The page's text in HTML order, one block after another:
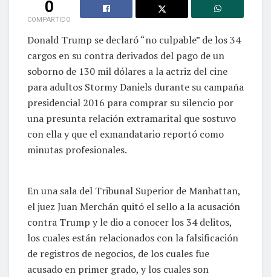
0
COMPARTIDO
Donald Trump se declaró “no culpable” de los 34
cargos en su contra derivados del pago de un
soborno de 130 mil dólares a la actriz del cine
para adultos Stormy Daniels durante su campaña
presidencial 2016 para comprar su silencio por
una presunta relación extramarital que sostuvo
con ella y que el exmandatario reportó como
minutas profesionales.
En una sala del Tribunal Superior de Manhattan,
el juez Juan Merchán quitó el sello a la acusación
contra Trump y le dio a conocer los 34 delitos,
los cuales están relacionados con la falsificación
de registros de negocios, de los cuales fue
acusado en primer grado, y los cuales son